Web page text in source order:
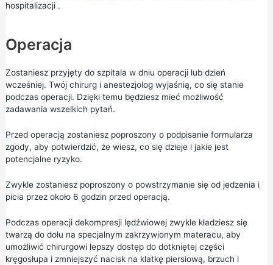
hospitalizacji.
Operacja
Zostaniesz przyjęty do szpitala w dniu operacji lub dzień
wcześniej. Twój chirurg i anestezjolog wyjaśnią, co się stanie
podczas operacji. Dzięki temu będziesz mieć możliwość
zadawania wszelkich pytań.
Przed operacją zostaniesz poproszony o podpisanie formularza
zgody, aby potwierdzić, że wiesz, co się dzieje i jakie jest
potencjalne ryzyko.
Zwykle zostaniesz poproszony o powstrzymanie się od jedzenia i
picia przez około 6 godzin przed operacją.
Podczas operacji dekompresji lędźwiowej zwykle kładziesz się
twarzą do dołu na specjalnym zakrzywionym materacu, aby
umożliwić chirurgowi lepszy dostęp do dotkniętej części
kręgosłupa i zmniejszyć nacisk na klatkę piersiową, brzuch i